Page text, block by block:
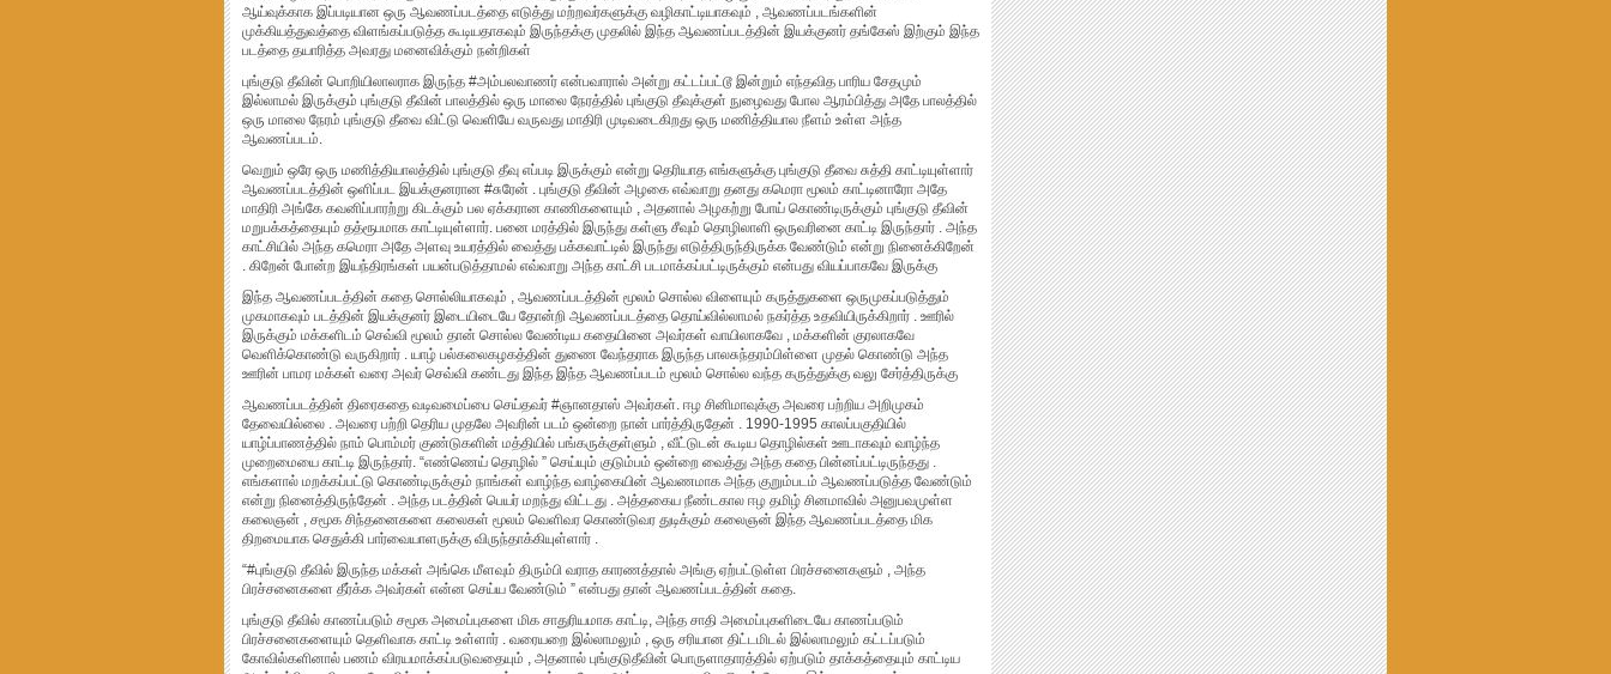
ஆய்வுக்காக இப்படியான ஒரு ஆவணப்படத்தை எடுத்து மற்றவர்களுக்கு வழிகாட்டியாகவும் , ஆவணப்படங்களின்
முக்கியத்துவத்தை விளங்கப்படுத்த கூடியதாகவும் இருந்தக்கு முதலில் இந்த ஆவணப்படத்தின் இயக்குனர் தங்கேஸ் இற்கும் இந்த
படத்தை தயாரித்த அவரது மனைவிக்கும் நன்றிகள்
புங்குடு தீவின் பொறியிலாலராக இருந்த #அம்பலவாணர் என்பவாரால் அன்று கட்டப்பட்டூ இன்றும் எந்தவித பாரிய சேதமும்
இல்லாமல் இருக்கும் புங்குடு தீவின் பாலத்தில் ஒரு மாலை நேரத்தில் புங்குடு தீவுக்குள் நுழைவது போல ஆரம்பித்து அதே பாலத்தில்
ஒரு மாலை நேரம் புங்குடு தீவை விட்டு வெளியே வருவது மாதிரி முடிவடைகிறது ஒரு மணித்தியால நீளம் உள்ள அந்த
ஆவணப்படம்.
வெறும் ஒரே ஒரு மணித்தியாலத்தில் புங்குடு தீவு எப்படி இருக்கும் என்று தெரியாத எங்களுக்கு புங்குடு தீவை சுத்தி காட்டியுள்ளார்
ஆவணப்படத்தின் ஒளிப்பட இயக்குனரான #சுரேன் . புங்குடு தீவின் அழகை எவ்வாறு தனது கமெரா மூலம் காட்டினாரோ அதே
மாதிரி அங்கே கவனிப்பாரற்று கிடக்கும் பல ஏக்கரான காணிகளையும் , அதனால் அழகற்று போய் கொண்டிருக்கும் புங்குடு தீவின்
மறுபக்கத்தையும் தத்ரூபமாக காட்டியுள்ளார். பனை மரத்தில் இருந்து கள்ளு சீவும் தொழிலாளி ஒருவரினை காட்டி இருந்தார் . அந்த
காட்சியில் அந்த கமெரா அதே அளவு உயரத்தில் வைத்து பக்கவாட்டில் இருந்து எடுத்திருந்திருக்க வேண்டும் என்று நினைக்கிறேன்
. கிறேன் போன்ற இயந்திரங்கள் பயன்படுத்தாமல் எவ்வாறு அந்த காட்சி படமாக்கப்பட்டிருக்கும் என்பது வியப்பாகவே இருக்கு
இந்த ஆவணப்படத்தின் கதை சொல்லியாகவும் , ஆவணப்படத்தின் மூலம் சொல்ல விளையும் கருத்துகளை ஒருமுகப்படுத்தும்
முகமாகவும் படத்தின் இயக்குனர் இடையிடையே தோன்றி ஆவணப்படத்தை தொய்வில்லாமல் நகர்த்த உதவியிருக்கிறார் . ஊரில்
இருக்கும் மக்களிடம் செவ்வி மூலம் தான் சொல்ல வேண்டிய கதையினை அவர்கள் வாயிலாகவே , மக்களின் குரலாகவே
வெளிக்கொண்டு வருகிறார் . யாழ் பல்கலைகழகத்தின் துணை வேந்தராக இருந்த பாலசுந்தரம்பிள்ளை முதல் கொண்டு அந்த
ஊரின் பாமர மக்கள் வரை அவர் செவ்வி கண்டது இந்த இந்த ஆவணப்படம் மூலம் சொல்ல வந்த கருத்துக்கு வலு சேர்த்திருக்கு
ஆவணப்படத்தின் திரைகதை வடிவமைப்பை செய்தவர் #ஞானதாஸ் அவர்கள். ஈழ சினிமாவுக்கு அவரை பற்றிய அறிமுகம்
தேவையில்லை . அவரை பற்றி தெரிய முதலே அவரின் படம் ஒன்றை நான் பார்த்திருதேன் . 1990-1995 காலப்பகுதியில்
யாழ்ப்பாணத்தில் நாம் பொம்மர் குண்டுகளின் மத்தியில் பங்கருக்குள்ளும் , வீட்டுடன் கூடிய தொழில்கள் ஊடாகவும் வாழ்ந்த
முறைமையை காட்டி இருந்தார். “எண்ணெய் தொழில் ” செய்யும் குடும்பம் ஒன்றை வைத்து அந்த கதை பின்னப்பட்டிருந்தது .
எங்களால் மறக்கப்பட்டு கொண்டிருக்கும் நாங்கள் வாழ்ந்த வாழ்கையின் ஆவணமாக அந்த குறும்படம் ஆவணப்படுத்த வேண்டும்
என்று நினைத்திருந்தேன் . அந்த படத்தின் பெயர் மறந்து விட்டது . அத்தகைய நீண்டகால ஈழ தமிழ் சினமாவில் அனுபவமுள்ள
கலைஞன் , சமூக சிந்தனைகளை கலைகள் மூலம் வெளிவர கொண்டுவர துடிக்கும் கலைஞன் இந்த ஆவணப்படத்தை மிக
திறமையாக செதுக்கி பார்வையாளருக்கு விருந்தாக்கியுள்ளார் .
“#புங்குடு தீவில் இருந்த மக்கள் அங்கெ மீளவும் திரும்பி வராத காரணத்தால் அங்கு ஏற்பட்டுள்ள பிரச்சனைகளும் , அந்த
பிரச்சனைகளை தீர்க்க அவர்கள் என்ன செய்ய வேண்டும் ” என்பது தான் ஆவணப்படத்தின் கதை.
புங்குடு தீவில் காணப்படும் சமூக அமைப்புகளை மிக சாதுரியமாக காட்டி, அந்த சாதி அமைப்புகளிடையே காணப்படும்
பிரச்சனைகளையும் தெளிவாக காட்டி உள்ளார் . வரையறை இல்லாமலும் , ஒரு சரியான திட்டமிடல் இல்லாமலும் கட்டப்படும்
கோவில்களினால் பணம் விரயமாக்கப்படுவதையும் , அதனால் புங்குடுதீவின் பொருளாதாரத்தில் ஏற்படும் தாக்கத்தையும் காட்டிய